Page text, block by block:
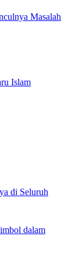
Masalah
Islam
di Seluruh
dalam